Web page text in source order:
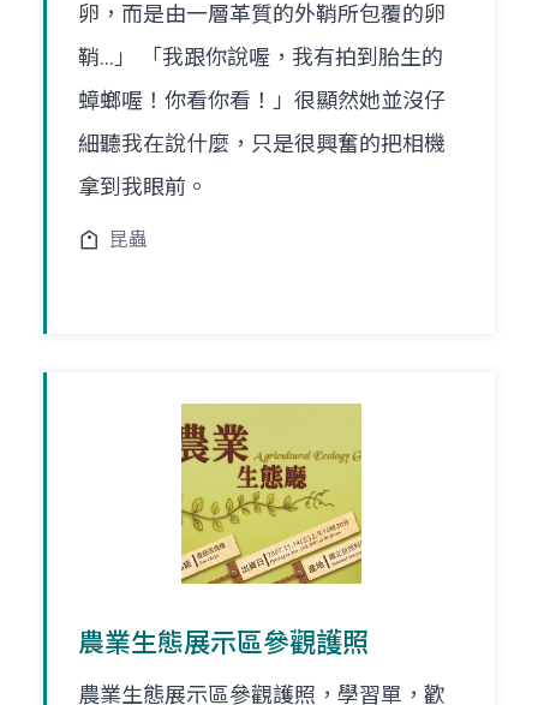
卵，而是由一層革質的外鞘所包覆的卵
鞘...」 「我跟你說喔，我有拍到胎生的
蟑螂喔！你看你看！」很顯然她並沒仔
細聽我在說什麼，只是很興奮的把相機
拿到我眼前。
昆蟲
農業生態展示區參觀護照
農業生態展示區參觀護照，學習單，歡